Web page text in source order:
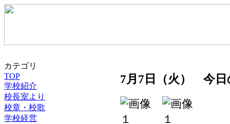
カテゴリ
TOP
学校紹介
校長室より
校章・校歌
学校経営
7月7日（火） 今日